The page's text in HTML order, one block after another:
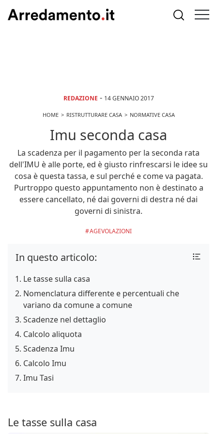
REDAZIONE - 14 GENNAIO 2017
HOME RISTRUTTURARE CASA NORMATIVE CASA
Imu seconda casa
La scadenza per il pagamento per la seconda rata
dell'IMU è alle porte, ed è giusto rinfrescarsi le idee su
cosa è questa tassa, e sul perché e come va pagata.
Purtroppo questo appuntamento non è destinato a
essere cancellato, né dai governi di destra né dai
governi di sinistra.
AGEVOLAZIONI
In questo articolo:
Le tasse sulla casa
Nomenclatura differente e percentuali che
variano da comune a comune
Scadenze nel dettaglio
Calcolo aliquota
Scadenza Imu
Calcolo Imu
Imu Tasi
Le tasse sulla casa